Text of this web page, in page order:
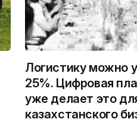
Логистику можно
25%. Цифровая
уже делает это
казахстанского